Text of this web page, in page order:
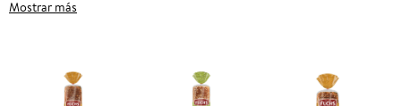
sin Sello, frutas frescas, carnes, pan o productos para el
esta oportunidad sea realmente conveniente para ti y tu
Mostrar más